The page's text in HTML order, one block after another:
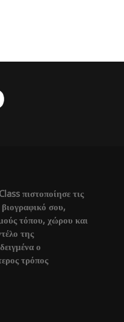
πιστοποίησε τις
σου,
τόπου, χώρου και
της
ο
τρόπος